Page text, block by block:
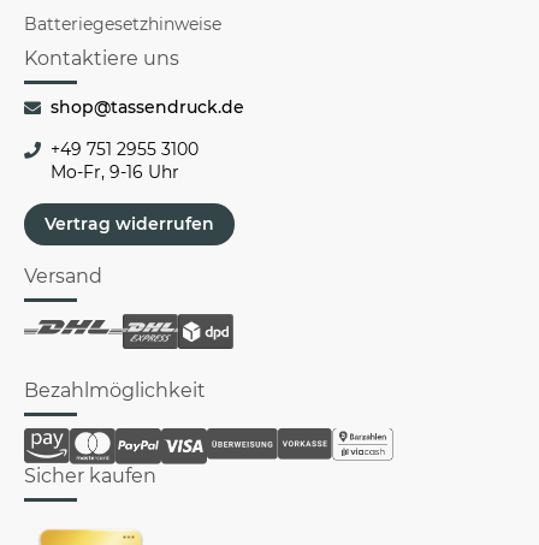
Batteriegesetzhinweise
Kontaktiere uns
shop@tassendruck.de
+49 751 2955 3100
Mo-Fr, 9-16 Uhr
Vertrag widerrufen
Versand
Bezahlmöglichkeit
Sicher kaufen